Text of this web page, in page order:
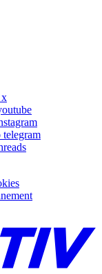
x
telegram